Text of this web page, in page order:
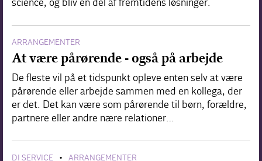
science, og bliv en del af fremtidens løsninger.
ARRANGEMENTER
At være pårørende - også på arbejde
De fleste vil på et tidspunkt opleve enten selv at være
pårørende eller arbejde sammen med en kollega, der
er det. Det kan være som pårørende til børn, forældre,
partnere eller andre nære relationer…
DI SERVICE • ARRANGEMENTER